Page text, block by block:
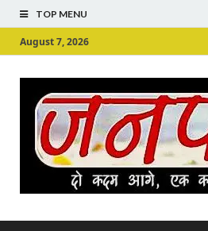
TOP MENU
August 7, 2026